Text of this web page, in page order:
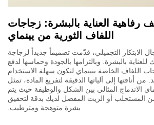
رفاهية العناية بالبشرة: زجاجات
اللفاف الثورية من يينماي
الابتكار التجميلي، قدّمت تصميماً جديداً لزجاجة
للعناية بالبشرة. وبالتزامها بالجودة وحماسها لدفع
اللفاف الخاصة بيينماي لتكون سهلة الاستخدام
أناقتها إلى آلياتها الدقيقة لتفريغ المادة، تمثل
الاندماج المثالي بين الشكل والوظيفة حيث يتم
المستحلب أو الزيت المفضل لديك بدقة لتحقيق
بشرة متوهجة ومترطيب.